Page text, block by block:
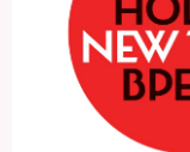
популярных.
для встречи с
доклада на
презентует свой
публикует главу
структурам Чечни